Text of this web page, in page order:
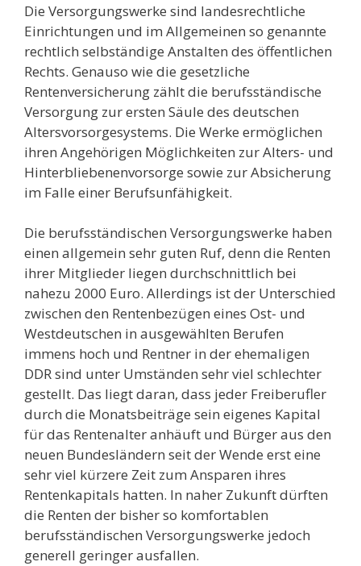
Die Versorgungswerke sind landesrechtliche
Einrichtungen und im Allgemeinen so genannte
rechtlich selbständige Anstalten des öffentlichen
Rechts. Genauso wie die gesetzliche
Rentenversicherung zählt die berufsständische
Versorgung zur ersten Säule des deutschen
Altersvorsorgesystems. Die Werke ermöglichen
ihren Angehörigen Möglichkeiten zur Alters- und
Hinterbliebenenvorsorge sowie zur Absicherung
im Falle einer Berufsunfähigkeit.
Die berufsständischen Versorgungswerke haben
einen allgemein sehr guten Ruf, denn die Renten
ihrer Mitglieder liegen durchschnittlich bei
nahezu 2000 Euro. Allerdings ist der Unterschied
zwischen den Rentenbezügen eines Ost- und
Westdeutschen in ausgewählten Berufen
immens hoch und Rentner in der ehemaligen
DDR sind unter Umständen sehr viel schlechter
gestellt. Das liegt daran, dass jeder Freiberufler
durch die Monatsbeiträge sein eigenes Kapital
für das Rentenalter anhäuft und Bürger aus den
neuen Bundesländern seit der Wende erst eine
sehr viel kürzere Zeit zum Ansparen ihres
Rentenkapitals hatten. In naher Zukunft dürften
die Renten der bisher so komfortablen
berufsständischen Versorgungswerke jedoch
generell geringer ausfallen.